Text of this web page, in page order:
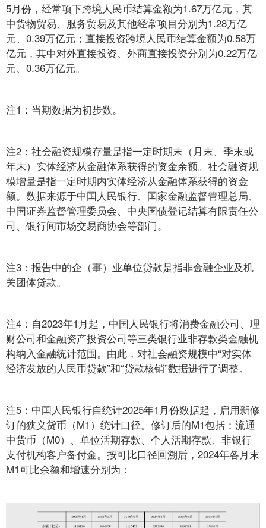
5月份，经常项下跨境人民币结算金额为1.67万亿元，其
中货物贸易、服务贸易及其他经常项目分别为1.28万亿
元、0.39万亿元；直接投资跨境人民币结算金额为0.58万
亿元，其中对外直接投资、外商直接投资分别为0.22万亿
元、0.36万亿元。
注1：当期数据为初步数。
注2：社会融资规模存量是指一定时期末（月末、季末或
年末）实体经济从金融体系获得的资金余额。社会融资规
模增量是指一定时期内实体经济从金融体系获得的资金
额。数据来源于中国人民银行、国家金融监督管理总局、
中国证券监督管理委员会、中央国债登记结算有限责任公
司、银行间市场交易商协会等部门。
注3：报告中的企（事）业单位贷款是指非金融企业及机
关团体贷款。
注4：自2023年1月起，中国人民银行将消费金融公司、理
财公司和金融资产投资公司等三类银行业非存款类金融机
构纳入金融统计范围。由此，对社会融资规模中“对实体
经济发放的人民币贷款”和“贷款核销”数据进行了调整。
注5：中国人民银行自统计2025年1月份数据起，启用新修
订的狭义货币（M1）统计口径。修订后的M1包括：流通
中货币（M0）、单位活期存款、个人活期存款、非银行
支付机构客户备付金。按可比口径回溯后，2024年各月末
M1可比余额和增速分别为：